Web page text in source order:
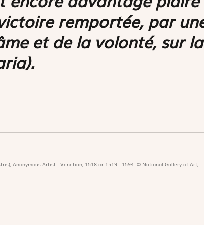
remportée, par
et de la volonté, sur la
Anonymous Artist - Venetian, 1518 or 1519 - 1594. © National Gallery of Art,